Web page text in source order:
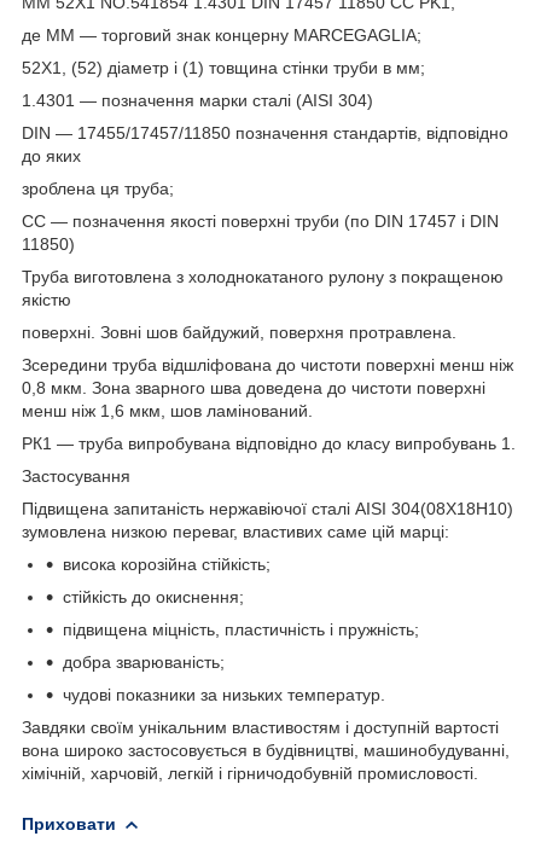
де ММ — торговий знак концерну MARCEGAGLIA;
52Х1, (52) діаметр і (1) товщина стінки труби в мм;
1.4301 — позначення марки сталі (AISI 304)
DIN — 17455/17457/11850 позначення стандартів, відповідно
до яких
зроблена ця труба;
СС — позначення якості поверхні труби (по DIN 17457 і DIN
11850)
Труба виготовлена з холоднокатаного рулону з покращеною
якістю
поверхні. Зовні шов байдужий, поверхня протравлена.
Зсередини труба відшліфована до чистоти поверхні менш ніж
0,8 мкм. Зона зварного шва доведена до чистоти поверхні
менш ніж 1,6 мкм, шов ламінований.
РК1 — труба випробувана відповідно до класу випробувань 1.
Застосування
Підвищена запитаність нержавіючої сталі AISI 304(08Х18Н10)
зумовлена низкою переваг, властивих саме цій марці:
висока корозійна стійкість;
стійкість до окиснення;
підвищена міцність, пластичність і пружність;
добра зварюваність;
чудові показники за низьких температур.
Завдяки своїм унікальним властивостям і доступній вартості
вона широко застосовується в будівництві, машинобудуванні,
хімічній, харчовій, легкій і гірничодобувній промисловості.
Приховати